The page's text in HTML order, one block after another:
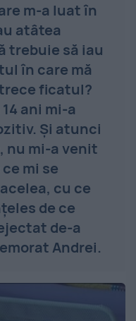
m-a luat în
atâtea
trebuie să iau
în care mă
ficatul?
ani mi-a
Şi atunci
nu mi-a venit
mi se
cu ce
de ce
de-a
Andrei.